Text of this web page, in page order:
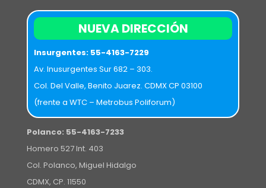
NUEVA DIRECCIÓN
Insurgentes: 55-4163-7229
Av. Inusurgentes Sur 682 – 303.
Col. Del Valle, Benito Juarez. CDMX CP 03100
(frente a WTC – Metrobus Poliforum)
Polanco: 55-4163-7233
Homero 527 Int. 403
Col. Polanco, Miguel Hidalgo
CDMX, CP. 11550